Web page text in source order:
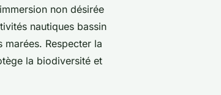
non désirée
nautiques bassin
Respecter la
la biodiversité et